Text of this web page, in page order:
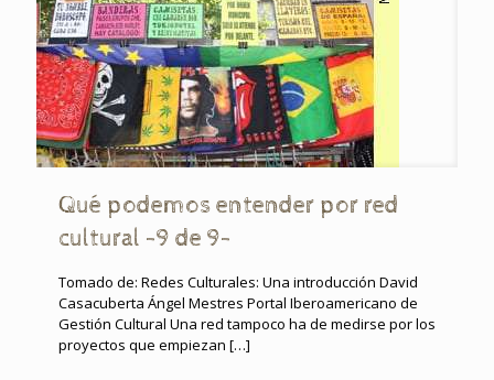
Qué podemos entender por red
cultural -9 de 9-
Tomado de: Redes Culturales: Una introducción David
Casacuberta Ángel Mestres Portal Iberoamericano de
Gestión Cultural Una red tampoco ha de medirse por los
proyectos que empiezan […]